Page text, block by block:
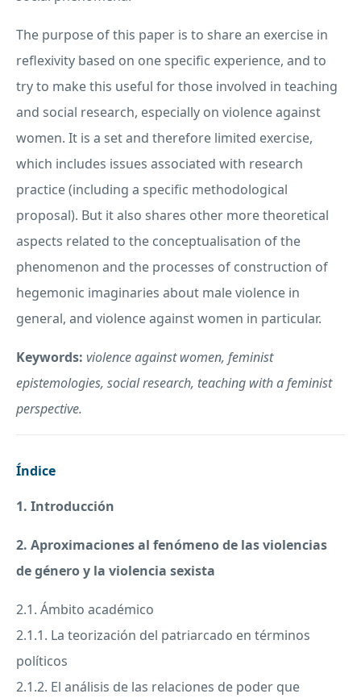
The purpose of this paper is to share an exercise in
reflexivity based on one specific experience, and to
try to make this useful for those involved in teaching
and social research, especially on violence against
women. It is a set and therefore limited exercise,
which includes issues associated with research
practice (including a specific methodological
proposal). But it also shares other more theoretical
aspects related to the conceptualisation of the
phenomenon and the processes of construction of
hegemonic imaginaries about male violence in
general, and violence against women in particular.
Keywords: violence against women, feminist
epistemologies, social research, teaching with a feminist
perspective.
Índice
1. Introducción
2. Aproximaciones al fenómeno de las violencias
de género y la violencia sexista
2.1. Ámbito académico
2.1.1. La teorización del patriarcado en términos
políticos
2.1.2. El análisis de las relaciones de poder que